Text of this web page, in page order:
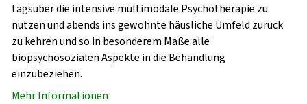
tagsüber die intensive multimodale Psychotherapie zu
nutzen und abends ins gewohnte häusliche Umfeld zurück
zu kehren und so in besonderem Maße alle
biopsychosozialen Aspekte in die Behandlung
einzubeziehen.
Mehr Informationen